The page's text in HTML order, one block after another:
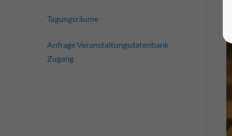
Tagungsräume
Anfrage Veranstaltungsdatenbank
Zugang